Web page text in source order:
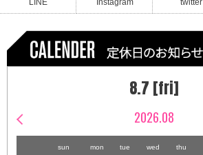
8.7 [fri]
2026.08
sun mon tue wed thu